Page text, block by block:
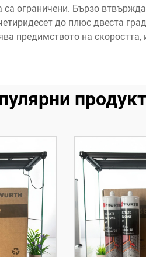
ограничени. Бързо
до плюс двеста
предимството на